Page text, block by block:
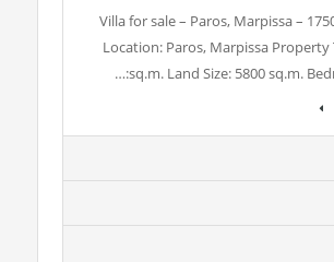
Villa for sale – Paros, Marpissa –
Location: Paros, Marpissa Property
sq.m. Land Size: 5800 sq.m.